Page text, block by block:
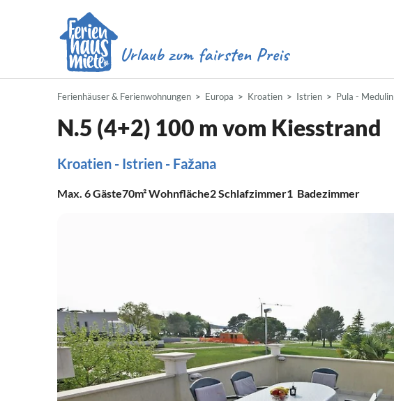
Ferienhäuser & Ferienwohnungen Europa Kroatien Istrien Pula - Medulin
N.5 (4+2) 100 m vom Kiesstrand
Kroatien - Istrien - Fažana
Max. 6Gäste70m²Wohnfläche2Schlafzimmer1 Badezimmer